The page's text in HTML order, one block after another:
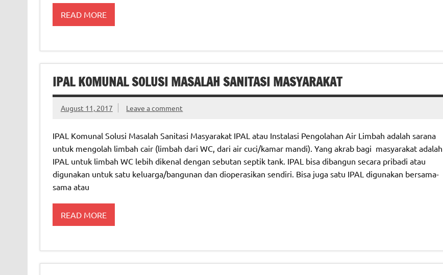
READ MORE
IPAL KOMUNAL SOLUSI MASALAH SANITASI MASYARAKAT
August 11, 2017 Leave a comment
IPAL Komunal Solusi Masalah Sanitasi Masyarakat IPAL atau Instalasi Pengolahan Air Limbah adalah sarana
untuk mengolah limbah cair (limbah dari WC, dari air cuci/kamar mandi). Yang akrab bagi masyarakat adalah
IPAL untuk limbah WC lebih dikenal dengan sebutan septik tank. IPAL bisa dibangun secara pribadi atau
digunakan untuk satu keluarga/bangunan dan dioperasikan sendiri. Bisa juga satu IPAL digunakan bersama-
sama atau
READ MORE